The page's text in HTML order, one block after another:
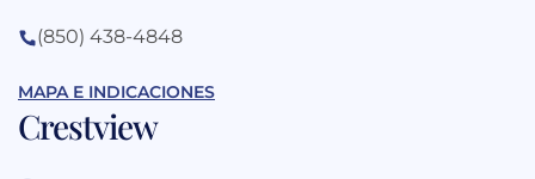
(850) 438-4848
MAPA E INDICACIONES
Crestview